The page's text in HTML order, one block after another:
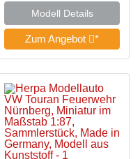
Modell Details
Zum Angebot *